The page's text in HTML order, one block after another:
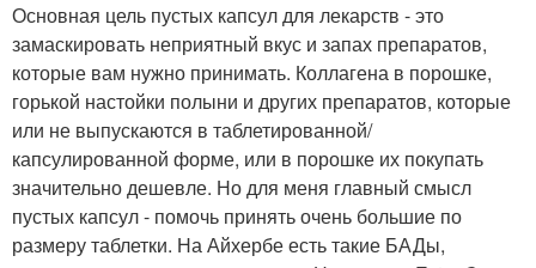
Основная цель пустых капсул для лекарств - это
замаскировать неприятный вкус и запах препаратов,
которые вам нужно принимать. Коллагена в порошке,
горькой настойки полыни и других препаратов, которые
или не выпускаются в таблетированной/
капсулированной форме, или в порошке их покупать
значительно дешевле. Но для меня главный смысл
пустых капсул - помочь принять очень большие по
размеру таблетки. На Айхербе есть такие БАДы,